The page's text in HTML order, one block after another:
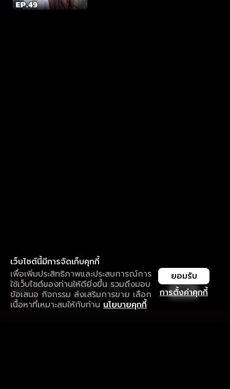
เว็บไซต์นี้มีการจัดเก็บคุกกี้
เพื่อเพิ่มประสิทธิภาพและประสบการณ์การ
ใช้เว็บไซต์ของท่านให้ดียิ่งขึ้น รวมถึงมอบ
ข้อเสนอ กิจกรรม ส่งเสริมการขาย เลือก
เนื้อหาที่เหมาะสมให้กับท่าน นโยบายคุกกี้
การตั้งค่าคุกกี้
ยอมรับ
ใช้งานแอป ลื่นไหลกว่า ไม่มีสะดุด
ดาวน์โหลดแอปเพื่อการรับชมที่ดีกว่า เปิด